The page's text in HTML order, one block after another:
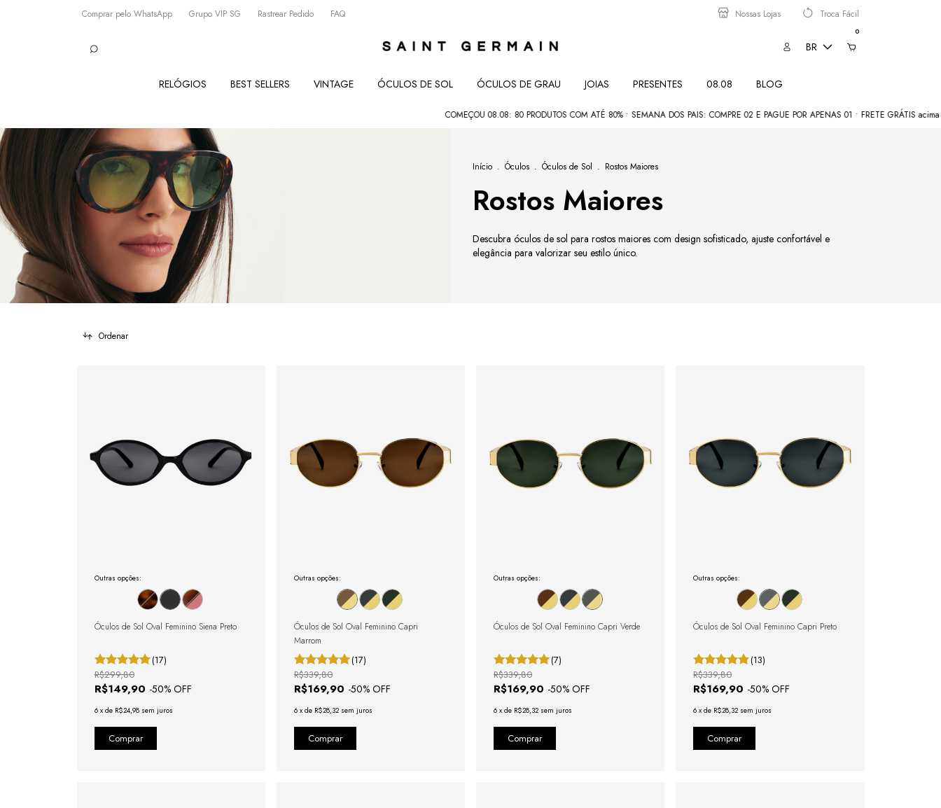
Comprar pelo WhatsApp Grupo VIP SG Rastrear Pedido FAQ Nossas Lojas Troca Fácil
BR
0
RELÓGIOS BEST SELLERS VINTAGE ÓCULOS DE SOL ÓCULOS DE GRAU JOIAS PRESENTES 08.08 BLOG
COMEÇOU 08.08: 80 PRODUTOS COM ATÉ 80% • SEMANA DOS PAIS: COMPRE 02 E PAGUE POR APENAS 01 • FRETE GRÁTIS acima de
Início . Óculos . Óculos de Sol . Rostos Maiores
Rostos Maiores
Descubra óculos de sol para rostos maiores com design sofisticado, ajuste confortável e
elegância para valorizar seu estilo único.
Ordenar
Outras opções:
Óculos de Sol Oval Feminino Siena Preto
(17)
R$149,90 -50% OFF
R$299,80
6 x de R$24,98 sem juros
Outras opções:
Óculos de Sol Oval Feminino Capri
Marrom
(17)
R$169,90 -50% OFF
R$339,80
6 x de R$28,32 sem juros
Outras opções:
Óculos de Sol Oval Feminino Capri Verde
(7)
R$169,90 -50% OFF
R$339,80
6 x de R$28,32 sem juros
Outras opções:
Óculos de Sol Oval Feminino Capri Preto
(13)
R$169,90 -50% OFF
R$339,80
6 xde R$28,32 sem juros